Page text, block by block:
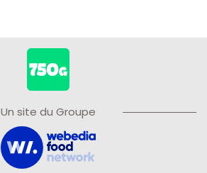
Un site du Groupe